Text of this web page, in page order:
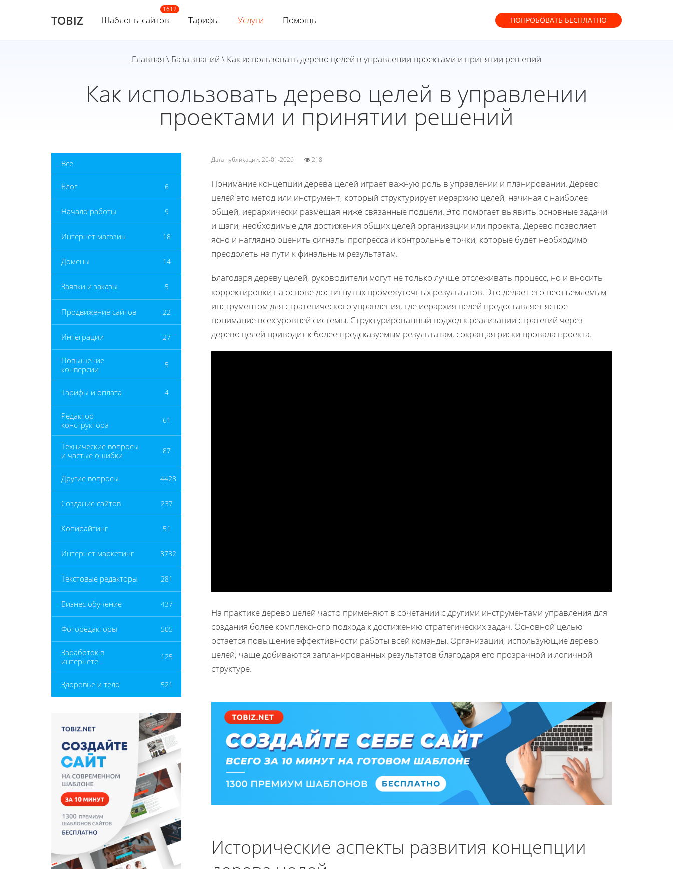
TOBIZ Шаблоны сайтов Тарифы Услуги Помощь ПОПРОБОВАТЬ БЕСПЛАТНО
Главная \ База знаний \ Как использовать дерево целей в управлении проектами и принятии решений
Как использовать дерево целей в управлении
проектами и принятии решений
Все
Блог 6
Начало работы 9
Интернет магазин 18
Домены 14
Заявки и заказы 5
Продвижение сайтов 22
Интеграции 27
Повышение
конверсии
5
Тарифы и оплата 4
Редактор
конструктора
61
Технические вопросы
и частые ошибки
87
Другие вопросы 4428
Создание сайтов 237
Копирайтинг 51
Интернет маркетинг 8732
Текстовые редакторы 281
Бизнес обучение 437
Фоторедакторы 505
Заработок в
интернете
125
Здоровье и тело 521
Дата публикации: 26-01-2026 218
Понимание концепции дерева целей играет важную роль в управлении и планировании. Дерево
целей это метод или инструмент, который структурирует иерархию целей, начиная с наиболее
общей, иерархически размещая ниже связанные подцели. Это помогает выявить основные задачи
и шаги, необходимые для достижения общих целей организации или проекта. Дерево позволяет
ясно и наглядно оценить сигналы прогресса и контрольные точки, которые будет необходимо
преодолеть на пути к финальным результатам.
Благодаря дереву целей, руководители могут не только лучше отслеживать процесс, но и вносить
корректировки на основе достигнутых промежуточных результатов. Это делает его неотъемлемым
инструментом для стратегического управления, где иерархия целей предоставляет ясное
понимание всех уровней системы. Структурированный подход к реализации стратегий через
дерево целей приводит к более предсказуемым результатам, сокращая риски провала проекта.
На практике дерево целей часто применяют в сочетании с другими инструментами управления для
создания более комплексного подхода к достижению стратегических задач. Основной целью
остается повышение эффективности работы всей команды. Организации, использующие дерево
целей, чаще добиваются запланированных результатов благодаря его прозрачной и логичной
структуре.
Исторические аспекты развития концепции